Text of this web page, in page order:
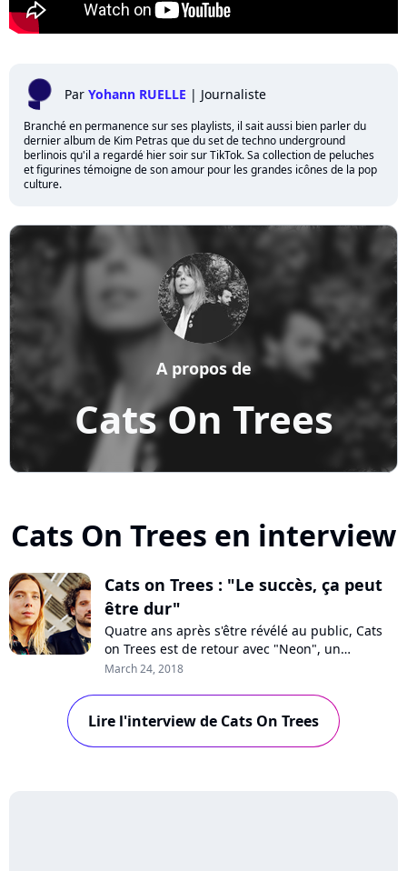
Par Yohann RUELLE | Journaliste
Branché en permanence sur ses playlists, il sait aussi bien parler du
dernier album de Kim Petras que du set de techno underground
berlinois qu'il a regardé hier soir sur TikTok. Sa collection de peluches
et figurines témoigne de son amour pour les grandes icônes de la pop
culture.
Cats On Trees
A propos de
Cats On Trees en interview
Cats on Trees : "Le succès, ça peut
être dur"
Quatre ans après s'être révélé au public, Cats
on Trees est de retour avec "Neon", un
deuxième album lumineux. Pour Pure Charts,
pas été facile à vivre, comment leur amitié à
sauver le groupe et pourquoi ils ont ressenti le
March 24, 2018
Lire l'interview de Cats On Trees